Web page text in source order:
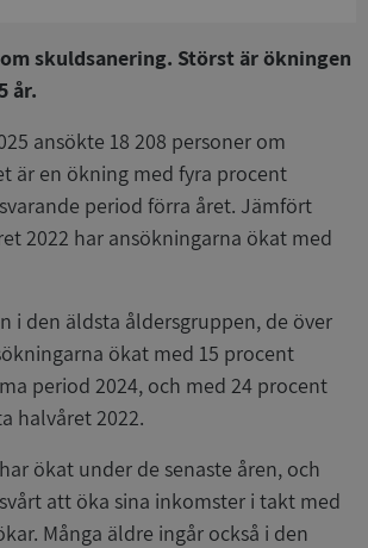
skuldsanering. Störst är ökningen
år.
ansökte 18 208 personer om
är en ökning med fyra procent
period förra året. Jämfört
2022 har ansökningarna ökat med
i den äldsta åldersgruppen, de över
ökat med 15 procent
period 2024, och med 24 procent
halvåret 2022.
ökat under de senaste åren, och
att öka sina inkomster i takt med
Många äldre ingår också i den